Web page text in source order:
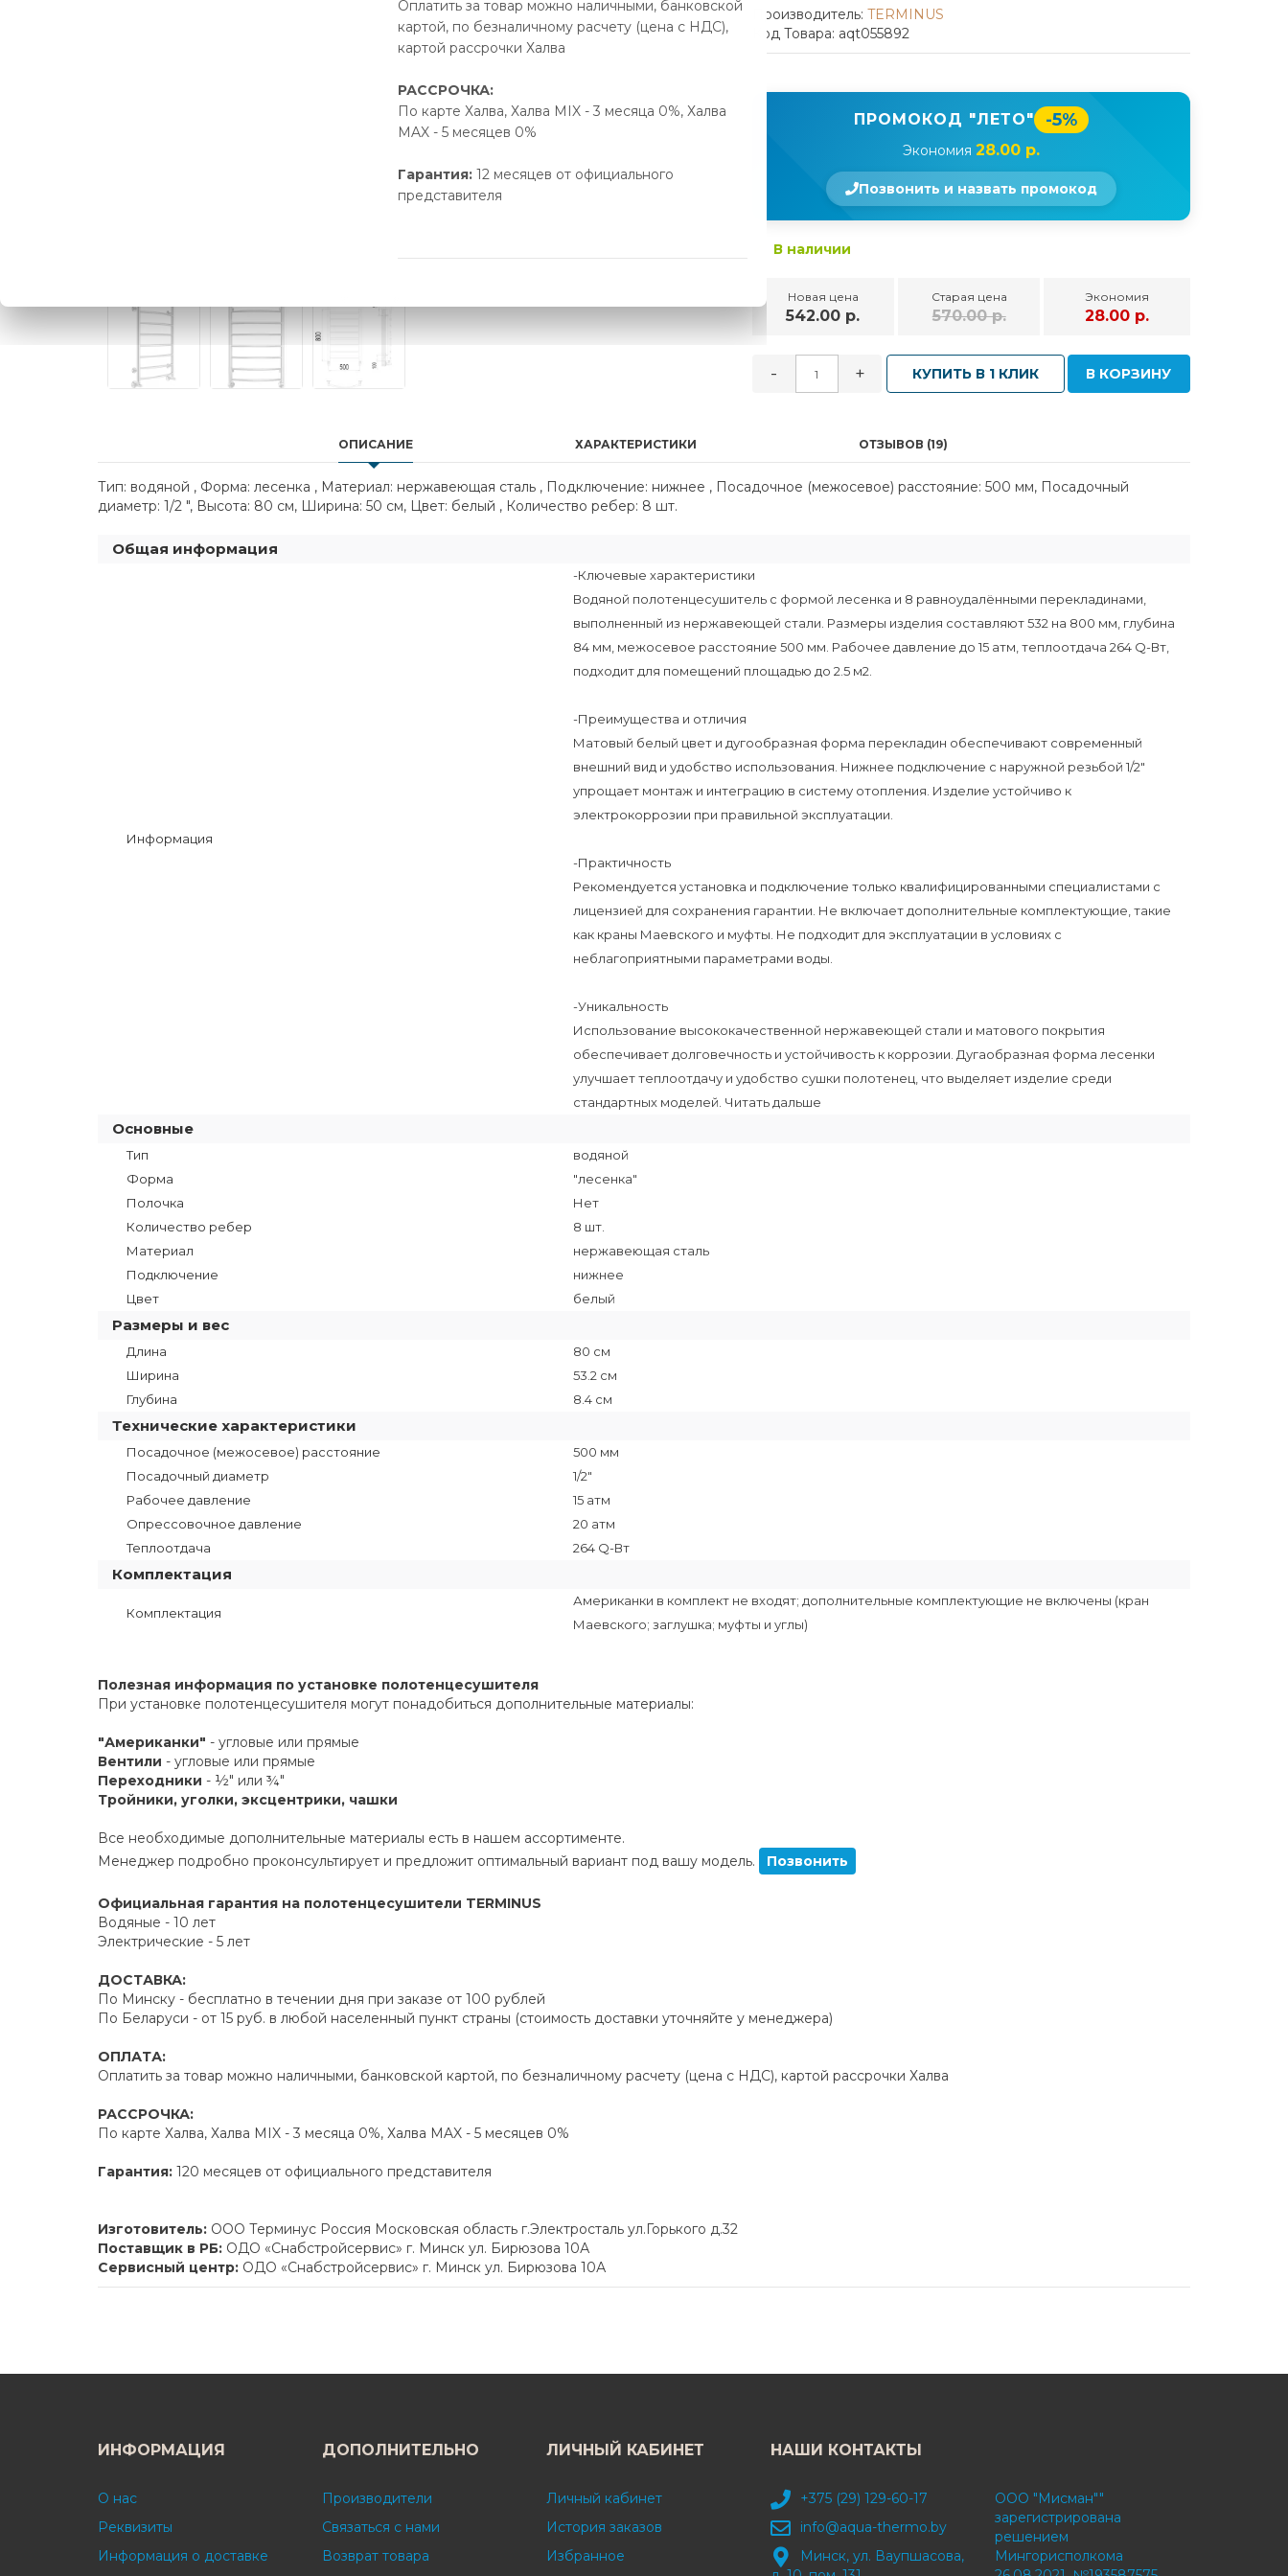
Оплатить за товар можно наличными, банковской
картой, по безналичному расчету (цена с НДС),
картой рассрочки Халва
РАССРОЧКА:
По карте Халва, Халва MIX - 3 месяца 0%, Халва
MAX - 5 месяцев 0%
Гарантия: 12 месяцев от официального
представителя
Производитель: TERMINUS
Код Товара: aqt055892
ПРОМОКОД "ЛЕТО" -5%
Экономия 28.00 р.
Позвонить и назвать промокод
В наличии
Новая цена
542.00 р.
Старая цена
570.00 р.
Экономия
28.00 р.
- + КУПИТЬ В 1 КЛИК В КОРЗИНУ
ОПИСАНИЕ ХАРАКТЕРИСТИКИ ОТЗЫВОВ (19)
Тип: водяной , Форма: лесенка , Материал: нержавеющая сталь , Подключение: нижнее , Посадочное (межосевое) расстояние: 500 мм, Посадочный
диаметр: 1/2 ", Высота: 80 см, Ширина: 50 см, Цвет: белый , Количество ребер: 8 шт.
Общая информация
Информация
-Ключевые характеристики
Водяной полотенцесушитель с формой лесенка и 8 равноудалёнными перекладинами,
выполненный из нержавеющей стали. Размеры изделия составляют 532 на 800 мм, глубина
84 мм, межосевое расстояние 500 мм. Рабочее давление до 15 атм, теплоотдача 264 Q-Вт,
подходит для помещений площадью до 2.5 м2.
-Преимущества и отличия
Матовый белый цвет и дугообразная форма перекладин обеспечивают современный
внешний вид и удобство использования. Нижнее подключение с наружной резьбой 1/2"
упрощает монтаж и интеграцию в систему отопления. Изделие устойчиво к
электрокоррозии при правильной эксплуатации.
-Практичность
Рекомендуется установка и подключение только квалифицированными специалистами с
лицензией для сохранения гарантии. Не включает дополнительные комплектующие, такие
как краны Маевского и муфты. Не подходит для эксплуатации в условиях с
неблагоприятными параметрами воды.
-Уникальность
Использование высококачественной нержавеющей стали и матового покрытия
обеспечивает долговечность и устойчивость к коррозии. Дугаобразная форма лесенки
улучшает теплоотдачу и удобство сушки полотенец, что выделяет изделие среди
стандартных моделей. Читать дальше
Основные
Тип
водяной
Форма
"лесенка"
Полочка
Нет
Количество ребер
8 шт.
Материал
нержавеющая сталь
Подключение
нижнее
Цвет
белый
Размеры и вес
Длина
80 см
Ширина
53.2 см
Глубина
8.4 см
Технические характеристики
Посадочное (межосевое) расстояние
500 мм
Посадочный диаметр
1/2"
Рабочее давление
15 атм
Опрессовочное давление
20 атм
Теплоотдача
264 Q-Вт
Комплектация
Комплектация
Американки в комплект не входят; дополнительные комплектующие не включены (кран
Маевского; заглушка; муфты и углы)
Полезная информация по установке полотенцесушителя
При установке полотенцесушителя могут понадобиться дополнительные материалы:
"Американки" - угловые или прямые
Вентили - угловые или прямые
Переходники - ½" или ¾"
Тройники, уголки, эксцентрики, чашки
Все необходимые дополнительные материалы есть в нашем ассортименте.
Менеджер подробно проконсультирует и предложит оптимальный вариант под вашу модель.
Позвонить
Официальная гарантия на полотенцесушители TERMINUS
Водяные - 10 лет
Электрические - 5 лет
ДОСТАВКА:
По Минску - бесплатно в течении дня при заказе от 100 рублей
По Беларуси - от 15 руб. в любой населенный пункт страны (стоимость доставки уточняйте у менеджера)
ОПЛАТА:
Оплатить за товар можно наличными, банковской картой, по безналичному расчету (цена с НДС), картой рассрочки Халва
РАССРОЧКА:
По карте Халва, Халва MIX - 3 месяца 0%, Халва MAX - 5 месяцев 0%
Гарантия: 120 месяцев от официального представителя
Изготовитель: ООО Терминус Россия Московская область г.Электросталь ул.Горького д.32
Поставщик в РБ: ОДО «Снабстройсервис» г. Минск ул. Бирюзова 10А
Сервисный центр: ОДО «Снабстройсервис» г. Минск ул. Бирюзова 10А
ИНФОРМАЦИЯ
О нас
Реквизиты
Информация о доставке
ДОПОЛНИТЕЛЬНО
Производители
Связаться с нами
Возврат товара
ЛИЧНЫЙ КАБИНЕТ
Личный кабинет
История заказов
Избранное
НАШИ КОНТАКТЫ
+375 (29) 129-60-17
info@aqua-thermo.by
Минск, ул. Ваупшасова,
ООО "Мисман""
зарегистрирована
решением
Мингорисполкома